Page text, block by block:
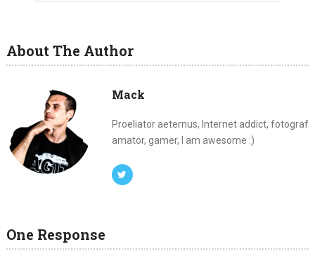
About The Author
Mack
Proeliator aeternus, Internet addict, fotograf
amator, gamer, I am awesome :)
One Response